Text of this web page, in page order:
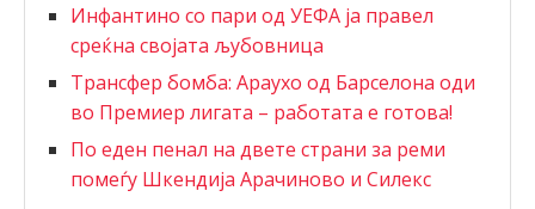
Инфантино со пари од УЕФА ја правел
среќна својата љубовница
Трансфер бомба: Араухо од Барселона оди
во Премиер лигата – работата е готова!
По еден пенал на двете страни за реми
помеѓу Шкендија Арачиново и Силекс